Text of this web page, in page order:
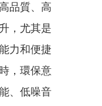
品質、高
，尤其是
力和便捷
，環保意
、低噪音